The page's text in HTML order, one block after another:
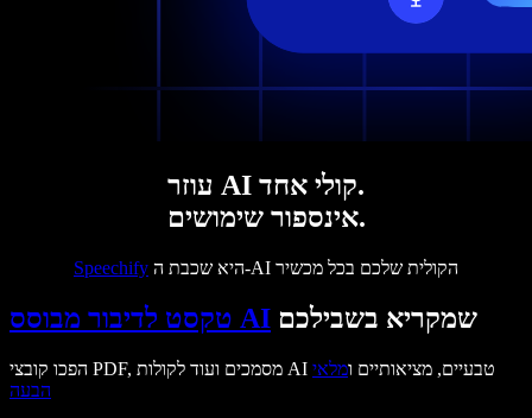
עוזר AI קולי אחד.
אינספור שימושים.
Speechify היא שכבת ה-AI הקולית שלכם בכל מכשיר
טקסט לדיבור מבוסס AI שמקריא בשבילכם
הפכו קובצי PDF, מסמכים ועוד לקולות AI טבעיים, מציאותיים ומלאי
הבעה